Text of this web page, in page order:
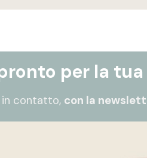
per la
in contatto, con la